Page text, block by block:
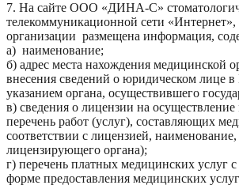
7. На сайте ООО «ДИНА-С»
телекоммуникационной сети
организации размещена информация,
а) наименование;
б) адрес места нахождения медицинской
внесения сведений о юридическом лице
указанием органа, осуществившего
в) сведения о лицензии на
перечень работ (услуг), составляющих
соответствии с лицензией,
лицензирующего органа);
г) перечень платных медицинских услуг
форме предоставления медицинских